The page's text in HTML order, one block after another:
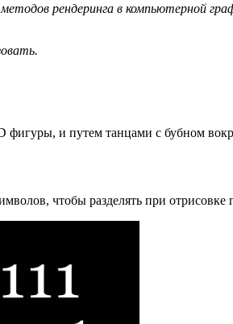
рендеринга в компьютерной
фигуры, и путем танцами с бубном
чтобы разделять при отрисовке